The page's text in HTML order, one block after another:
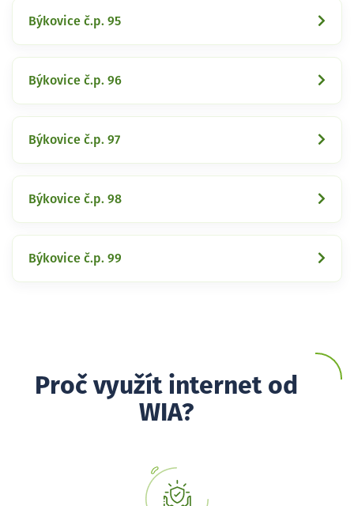
Býkovice č.p. 95
Býkovice č.p. 96
Býkovice č.p. 97
Býkovice č.p. 98
Býkovice č.p. 99
Proč využít internet od
WIA?